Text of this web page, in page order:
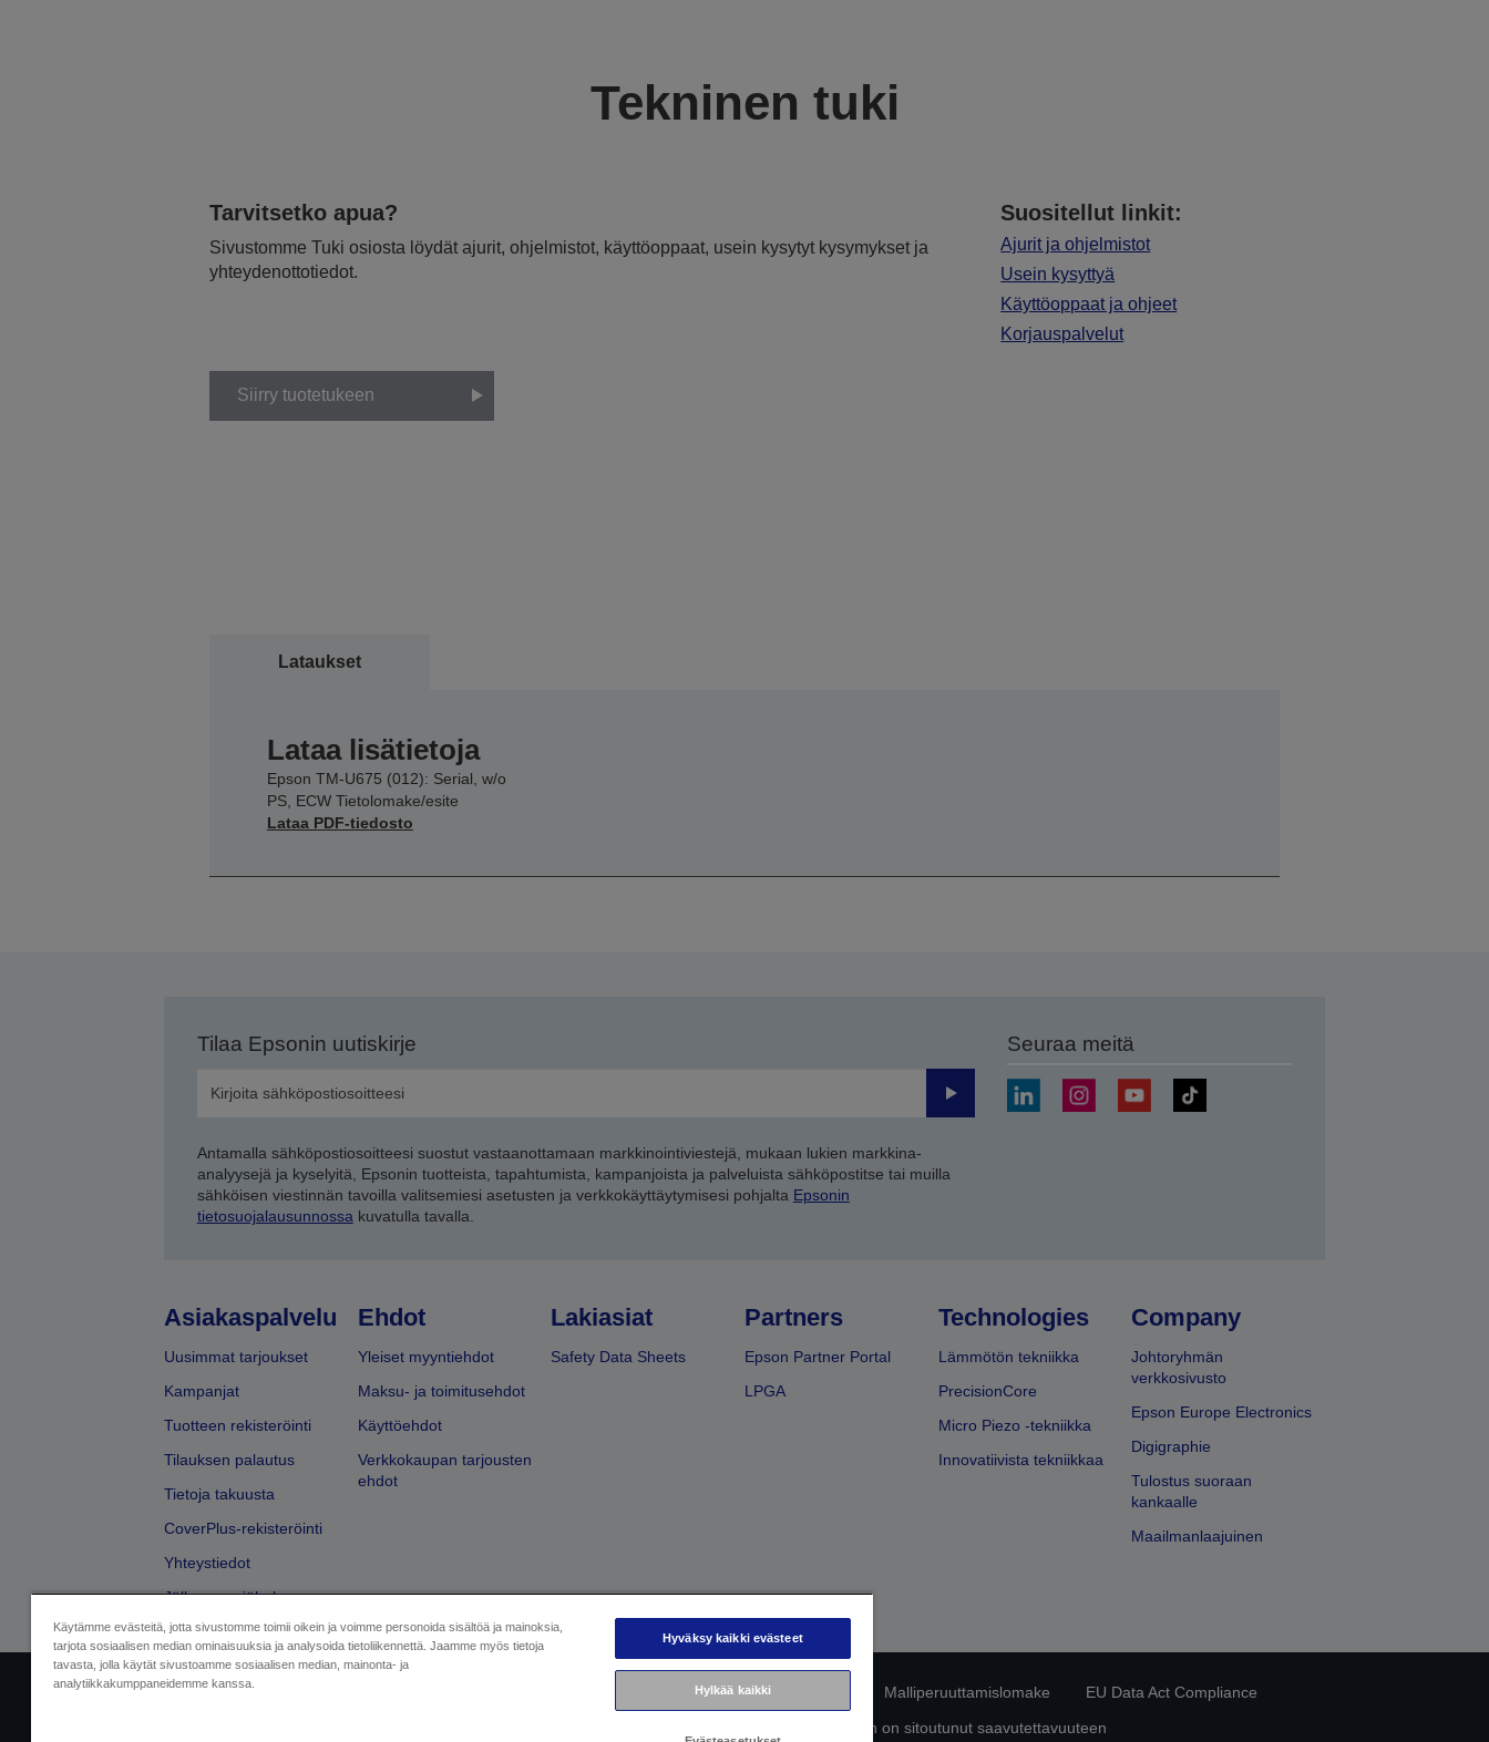
Tekninen tuki
Tarvitsetko apua?
Sivustomme Tuki osiosta löydät ajurit, ohjelmistot, käyttöoppaat, usein kysytyt kysymykset ja
yhteydenottotiedot.
Suositellut linkit:
Ajurit ja ohjelmistot
Usein kysyttyä
Käyttöoppaat ja ohjeet
Korjauspalvelut
Siirry tuotetukeen
Lataukset
Lataa lisätietoja
Epson TM-U675 (012): Serial, w/o
PS, ECW Tietolomake/esite
Lataa PDF-tiedosto
Tilaa Epsonin uutiskirje
Lähetä
Antamalla sähköpostiosoitteesi suostut vastaanottamaan markkinointiviestejä, mukaan lukien markkina-
analyysejä ja kyselyitä, Epsonin tuotteista, tapahtumista, kampanjoista ja palveluista sähköpostitse tai muilla
sähköisen viestinnän tavoilla valitsemiesi asetusten ja verkkokäyttäytymisesi pohjalta Epsonin
tietosuojalausunnossakuvatulla tavalla.
Seuraa meitä
Asiakaspalvelu
Uusimmat tarjoukset
Kampanjat
Tuotteen rekisteröinti
Tilauksen palautus
Tietoja takuusta
CoverPlus-rekisteröinti
Yhteystiedot
Jälleenmyyjähaku
Ehdot
Yleiset myyntiehdot
Maksu- ja toimitusehdot
Käyttöehdot
Verkkokaupan tarjousten
ehdot
Lakiasiat
Safety Data Sheets
Partners
Epson Partner Portal
LPGA
Technologies
Lämmötön tekniikka
PrecisionCore
Micro Piezo -tekniikka
Innovatiivista tekniikkaa
Company
Johtoryhmän
verkkosivusto
Epson Europe Electronics
Digigraphie
Tulostus suoraan
kankaalle
Maailmanlaajuinen
Yritystiedot Tietosuojailmoitus Malliperuuttamislomake
EU Data Act Compliance
Epson on sitoutunut saavutettavuuteen
Käytämme evästeitä, jotta sivustomme toimii oikein ja voimme personoida sisältöä ja mainoksia,
tarjota sosiaalisen median ominaisuuksia ja analysoida tietoliikennettä. Jaamme myös tietoja
tavasta, jolla käytät sivustoamme sosiaalisen median, mainonta- ja
analytiikkakumppaneidemme kanssa.
Hyväksy kaikki evästeet
Hylkää kaikki